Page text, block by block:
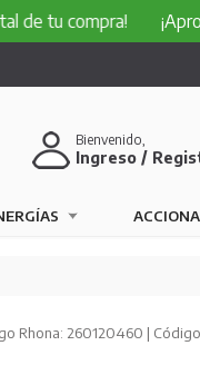
¡Aprovecha
Bienvenido,
Ingreso /
Rhona: 260120460 |